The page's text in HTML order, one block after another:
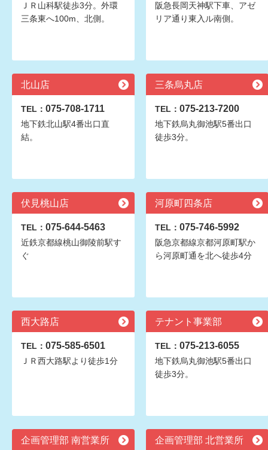
ＪＲ山科駅徒歩3分。外環
三条東へ100m、北側。
阪急長岡天神駅下車、アゼ
リア通り東入ル南側。
北山店
TEL： 075-708-1711
地下鉄北山駅4番出口直
結。
三条烏丸店
TEL： 075-213-7200
地下鉄烏丸御池駅5番出口
徒歩3分。
伏見桃山店
TEL： 075-644-5463
近鉄京都線桃山御陵前駅す
ぐ
河原町四条店
TEL： 075-746-5992
阪急京都線京都河原町駅か
ら河原町通を北へ徒歩4分
西大路店
TEL： 075-585-6501
ＪＲ西大路駅より徒歩1分
テナント事業部
TEL： 075-213-6055
地下鉄烏丸御池駅5番出口
徒歩3分。
企画管理部 南営業所 企画管理部 北営業所